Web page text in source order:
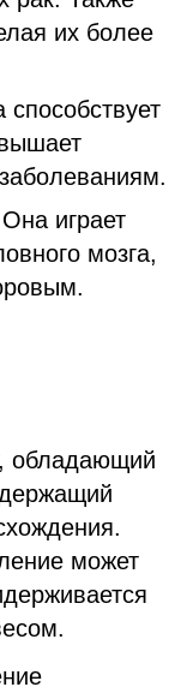
их более
способствует
Она играет
мозга,
обладающий
может